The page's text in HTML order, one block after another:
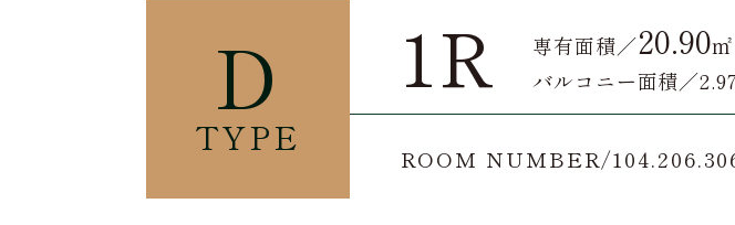
D
TYPE
1R 専有面積／20.90
バルコニー面積／
ROOM NUMBER/